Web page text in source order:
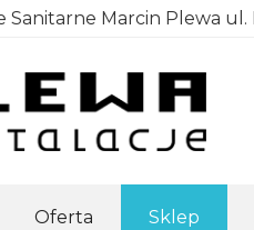
Sanitarne Marcin Plewa ul.
Oferta Sklep